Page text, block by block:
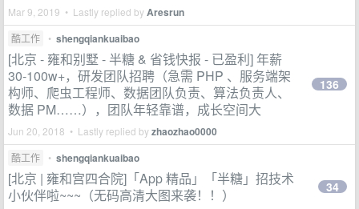
Mar 9, 2019 • Lastly replied byAresrun
酷工作 • shengqiankuaibao
[北京 - 雍和别墅 - 半糖 & 省钱快报 - 已盈利] 年薪
30-100w+，研发团队招聘（急需 PHP 、服务端架
构师、爬虫工程师、数据团队负责、算法负责人、
数据 PM……），团队年轻靠谱，成长空间大
Jun 20, 2018 • Lastly replied byzhaozhao0000
136
酷工作 • shengqiankuaibao
[北京 | 雍和宫四合院]「App 精品」「半糖」招技术
小伙伴啦~~~（无码高清大图来袭！！）
34